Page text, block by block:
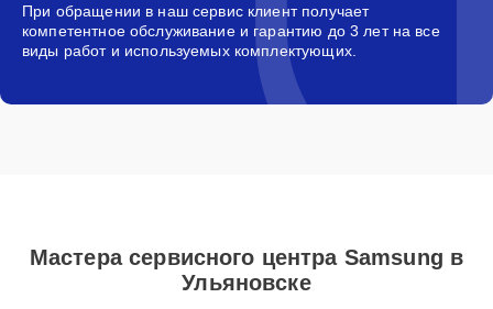
При обращении в наш сервис клиент получает
компетентное обслуживание и гарантию до 3 лет на все
виды работ и используемых комплектующих.
Мастера сервисного центра Samsung в
Ульяновске